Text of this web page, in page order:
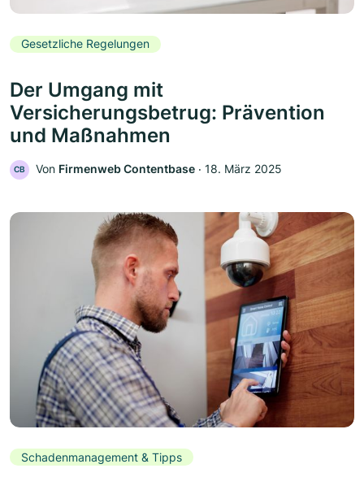
Gesetzliche Regelungen
Der Umgang mit
Versicherungsbetrug: Prävention
und Maßnahmen
CB Von Firmenweb Contentbase ‧ 18. März 2025
Schadenmanagement & Tipps